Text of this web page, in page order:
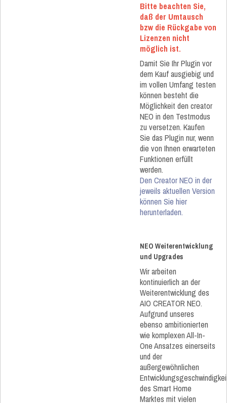
Bitte beachten Sie,
daß der Umtausch
bzw die Rückgabe von
Lizenzen nicht
möglich ist.
Damit Sie Ihr Plugin vor
dem Kauf ausgiebig und
im vollen Umfang testen
können besteht die
Möglichkeit den creator
NEO in den Testmodus
zu versetzen. Kaufen
Sie das Plugin nur, wenn
die von Ihnen erwarteten
Funktionen erfüllt
werden.
Den Creator NEO in der
jeweils aktuellen Version
können Sie hier
herunterladen.
NEO Weiterentwicklung
und Upgrades
Wir arbeiten
kontinuierlich an der
Weiterentwicklung des
AIO CREATOR NEO.
Aufgrund unseres
ebenso ambitionierten
wie komplexen All-In-
One Ansatzes einerseits
und der
außergewöhnlichen
des Smart Home
Marktes mit vielen